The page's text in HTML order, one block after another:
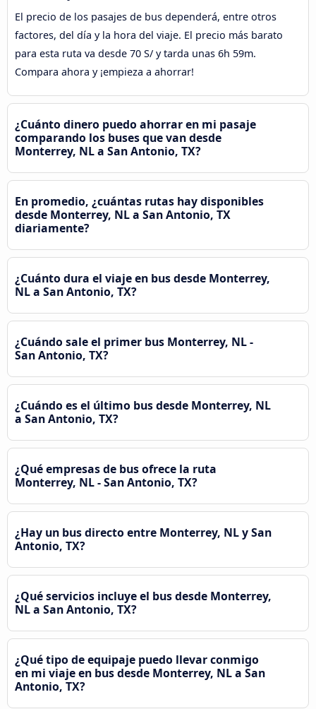
El precio de los pasajes de bus dependerá, entre otros
factores, del día y la hora del viaje. El precio más barato
para esta ruta va desde 70 S/ y tarda unas 6h 59m.
Compara ahora y ¡empieza a ahorrar!
¿Cuánto dinero puedo ahorrar en mi pasaje
comparando los buses que van desde
Monterrey, NL a San Antonio, TX?
En promedio, ¿cuántas rutas hay disponibles
desde Monterrey, NL a San Antonio, TX
diariamente?
¿Cuánto dura el viaje en bus desde Monterrey,
NL a San Antonio, TX?
¿Cuándo sale el primer bus Monterrey, NL -
San Antonio, TX?
¿Cuándo es el último bus desde Monterrey, NL
a San Antonio, TX?
¿Qué empresas de bus ofrece la ruta
Monterrey, NL - San Antonio, TX?
¿Hay un bus directo entre Monterrey, NL y San
Antonio, TX?
¿Qué servicios incluye el bus desde Monterrey,
NL a San Antonio, TX?
¿Qué tipo de equipaje puedo llevar conmigo
en mi viaje en bus desde Monterrey, NL a San
Antonio, TX?